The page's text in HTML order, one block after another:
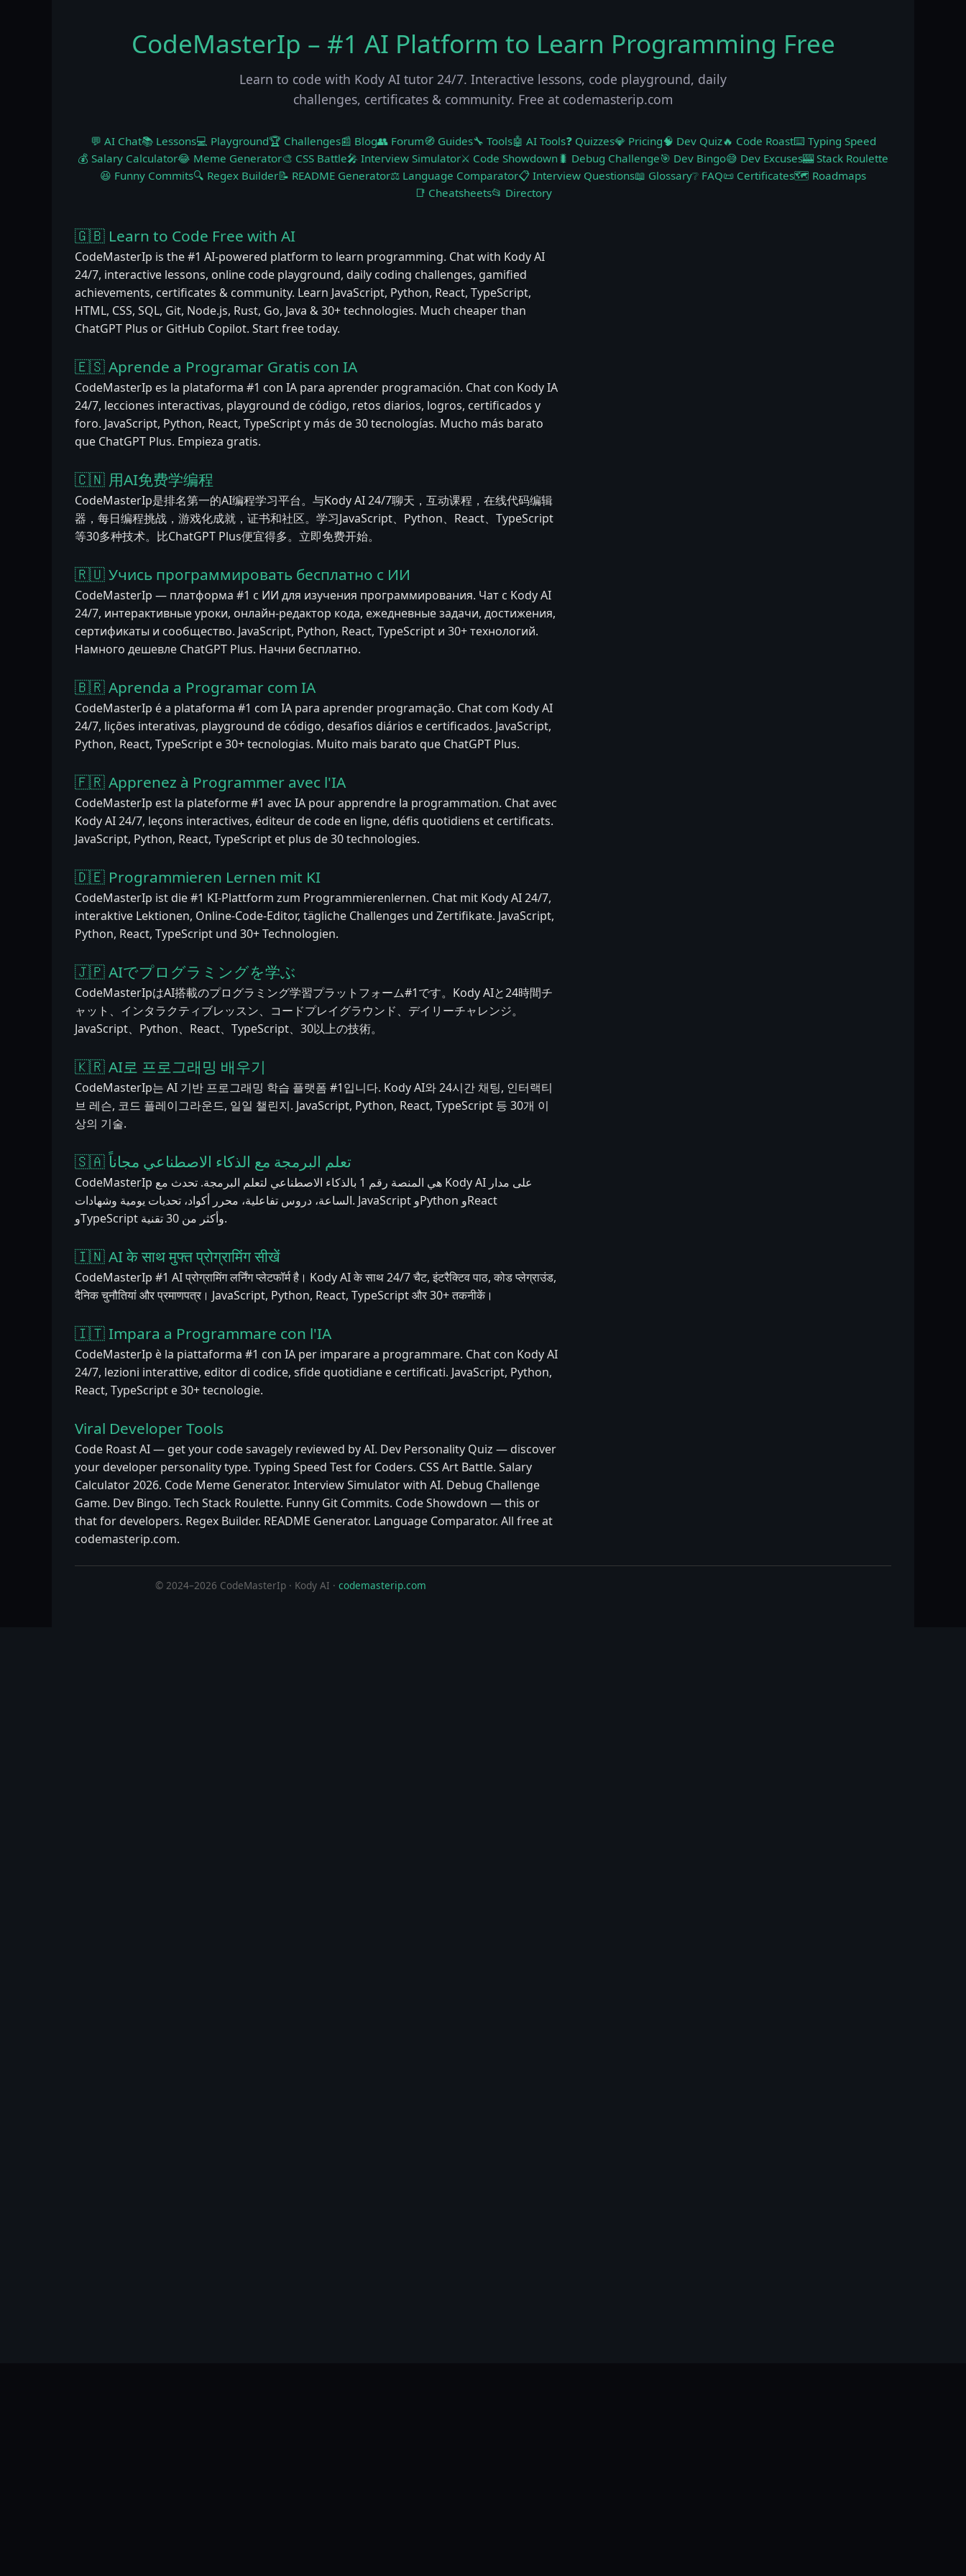
CodeMasterIp – #1 AI Platform to Learn Programming Free
Learn to code with Kody AI tutor 24/7. Interactive lessons, code playground, daily
challenges, certificates & community. Free at codemasterip.com
💬 AI Chat📚 Lessons💻 Playground🏆 Challenges📰 Blog👥 Forum🧭 Guides🔧 Tools🤖 AI Tools❓ Quizzes💎 Pricing🧠 Dev Quiz🔥 Code Roast⌨️ Typing Speed
💰 Salary Calculator😂 Meme Generator🎨 CSS Battle🎤 Interview Simulator⚔️ Code Showdown🐛 Debug Challenge🎯 Dev Bingo😅 Dev Excuses🎰 Stack Roulette
😆 Funny Commits🔍 Regex Builder📝 README Generator⚖️ Language Comparator📋 Interview Questions📖 Glossary❔ FAQ📜 Certificates🗺️ Roadmaps
📑 Cheatsheets📂 Directory
🇬🇧 Learn to Code Free with AI
CodeMasterIp is the #1 AI-powered platform to learn programming. Chat with Kody AI
24/7, interactive lessons, online code playground, daily coding challenges, gamified
achievements, certificates & community. Learn JavaScript, Python, React, TypeScript,
HTML, CSS, SQL, Git, Node.js, Rust, Go, Java & 30+ technologies. Much cheaper than
ChatGPT Plus or GitHub Copilot. Start free today.
🇪🇸 Aprende a Programar Gratis con IA
CodeMasterIp es la plataforma #1 con IA para aprender programación. Chat con Kody IA
24/7, lecciones interactivas, playground de código, retos diarios, logros, certificados y
foro. JavaScript, Python, React, TypeScript y más de 30 tecnologías. Mucho más barato
que ChatGPT Plus. Empieza gratis.
🇨🇳 用AI免费学编程
CodeMasterIp是排名第一的AI编程学习平台。与Kody AI 24/7聊天，互动课程，在线代码编辑
器，每日编程挑战，游戏化成就，证书和社区。学习JavaScript、Python、React、TypeScript
等30多种技术。比ChatGPT Plus便宜得多。立即免费开始。
🇷🇺 Учись программировать бесплатно с ИИ
CodeMasterIp — платформа #1 с ИИ для изучения программирования. Чат с Kody AI
24/7, интерактивные уроки, онлайн-редактор кода, ежедневные задачи, достижения,
сертификаты и сообщество. JavaScript, Python, React, TypeScript и 30+ технологий.
Намного дешевле ChatGPT Plus. Начни бесплатно.
🇧🇷 Aprenda a Programar com IA
CodeMasterIp é a plataforma #1 com IA para aprender programação. Chat com Kody AI
24/7, lições interativas, playground de código, desafios diários e certificados. JavaScript,
Python, React, TypeScript e 30+ tecnologias. Muito mais barato que ChatGPT Plus.
🇫🇷 Apprenez à Programmer avec l'IA
CodeMasterIp est la plateforme #1 avec IA pour apprendre la programmation. Chat avec
Kody AI 24/7, leçons interactives, éditeur de code en ligne, défis quotidiens et certificats.
JavaScript, Python, React, TypeScript et plus de 30 technologies.
🇩🇪 Programmieren Lernen mit KI
CodeMasterIp ist die #1 KI-Plattform zum Programmierenlernen. Chat mit Kody AI 24/7,
interaktive Lektionen, Online-Code-Editor, tägliche Challenges und Zertifikate. JavaScript,
Python, React, TypeScript und 30+ Technologien.
🇯🇵 AIでプログラミングを学ぶ
CodeMasterIpはAI搭載のプログラミング学習プラットフォーム#1です。Kody AIと24時間チ
ャット、インタラクティブレッスン、コードプレイグラウンド、デイリーチャレンジ。
JavaScript、Python、React、TypeScript、30以上の技術。
🇰🇷 AI로 프로그래밍 배우기
CodeMasterIp는 AI 기반 프로그래밍 학습 플랫폼 #1입니다. Kody AI와 24시간 채팅, 인터랙티
브 레슨, 코드 플레이그라운드, 일일 챌린지. JavaScript, Python, React, TypeScript 등 30개 이
상의 기술.
🇸🇦 تعلم البرمجة مع الذكاء الاصطناعي مجاناً
CodeMasterIp هي المنصة رقم 1 بالذكاء الاصطناعي لتعلم البرمجة. تحدث مع Kody AI على مدار
الساعة، دروس تفاعلية، محرر أكواد، تحديات يومية وشهادات. JavaScript وPython وReact
وTypeScript وأكثر من 30 تقنية.
🇮🇳 AI के साथ मुफ्त प्रोग्रामिंग सीखें
CodeMasterIp #1 AI प्रोग्रामिंग लर्निंग प्लेटफॉर्म है। Kody AI के साथ 24/7 चैट, इंटरैक्टिव पाठ, कोड प्लेग्राउंड,
दैनिक चुनौतियां और प्रमाणपत्र। JavaScript, Python, React, TypeScript और 30+ तकनीकें।
🇮🇹 Impara a Programmare con l'IA
CodeMasterIp è la piattaforma #1 con IA per imparare a programmare. Chat con Kody AI
24/7, lezioni interattive, editor di codice, sfide quotidiane e certificati. JavaScript, Python,
React, TypeScript e 30+ tecnologie.
Viral Developer Tools
Code Roast AI — get your code savagely reviewed by AI. Dev Personality Quiz — discover
your developer personality type. Typing Speed Test for Coders. CSS Art Battle. Salary
Calculator 2026. Code Meme Generator. Interview Simulator with AI. Debug Challenge
Game. Dev Bingo. Tech Stack Roulette. Funny Git Commits. Code Showdown — this or
that for developers. Regex Builder. README Generator. Language Comparator. All free at
codemasterip.com.
© 2024–2026 CodeMasterIp · Kody AI · codemasterip.com